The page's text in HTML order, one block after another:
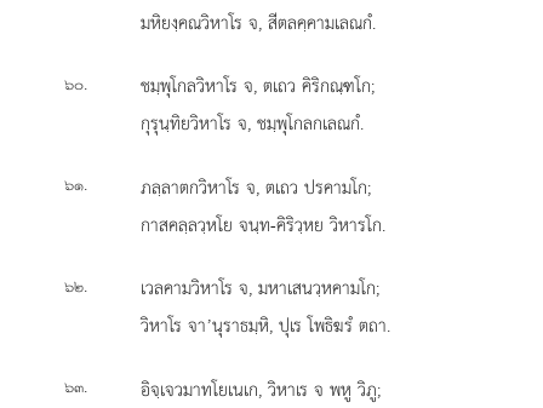
มหิยงฺคณวิหาโร จ, สีตลคฺคามเลณกํ.
๖๐.
ชมฺพุโกลวิหาโร จ, ตเถว คิริกณฺฑโก;
กุรุนฺทิยวิหาโร จ, ชมฺพุโกลกเลณกํ.
๖๑.
ภลฺลาตกวิหาโร จ, ตเถว ปรคามโก;
กาสคลฺลวฺหโย จนฺท-คิริวฺหย วิหารโก.
๖๒.
เวลคามวิหาโร จ, มหาเสนวฺหคามโก;
วิหาโร จา’นุราธมฺหิ, ปุเร โพธิฆรํ ตถา.
๖๓.
อิจฺเจวมาทโยเนเก, วิหาเร จ พหู วิภู;